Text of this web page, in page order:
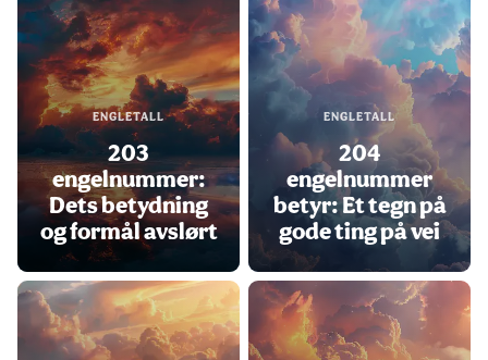
ENGLETALL
203
engelnummer:
Dets betydning
og formål avslørt
ENGLETALL
204
engelnummer
betyr: Et tegn på
gode ting på vei